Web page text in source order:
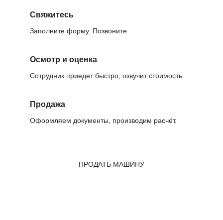
Свяжитесь
Заполните форму. Позвоните.
Осмотр и оценка
Сотрудник приедет быстро, озвучит стоимость.
Продажа
Оформляем документы, производим расчёт.
ПРОДАТЬ МАШИНУ